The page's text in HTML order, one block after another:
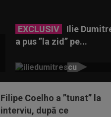
EXCLUSIV
Ilie
a pus ”la zid” pe...
Filipe Coelho a ”tunat” la
interviu, după ce